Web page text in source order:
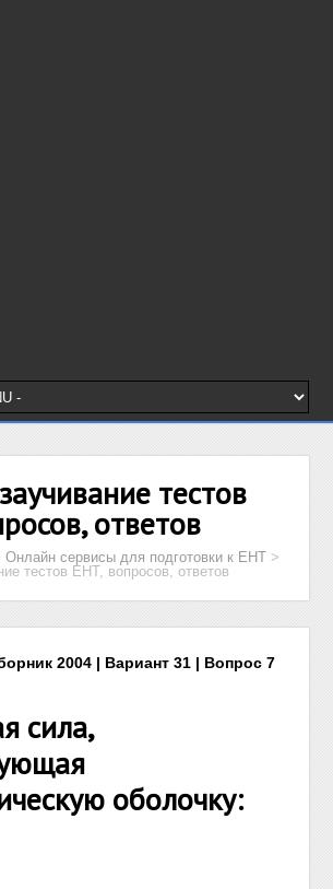
тестов
ответов
Онлайн сервисы для подготовки к ЕНТ >
тестов ЕНТ, вопросов, ответов
2004 | Вариант 31 | Вопрос 7
сила,
оболочку: